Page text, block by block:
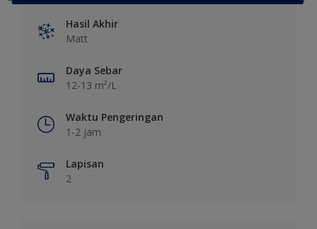
Hasil Akhir
Matt
Daya Sebar
12-13 m²/L
Waktu Pengeringan
1-2 jam
Lapisan
2